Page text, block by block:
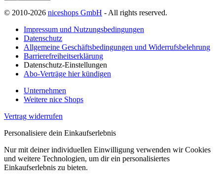
© 2010-2026 niceshops GmbH - All rights reserved.
Impressum und Nutzungsbedingungen
Datenschutz
Allgemeine Geschäftsbedingungen und Widerrufsbelehrung
Barrierefreiheitserklärung
Datenschutz-Einstellungen
Abo-Verträge hier kündigen
Unternehmen
Weitere nice Shops
Vertrag widerrufen
Personalisiere dein Einkaufserlebnis
Nur mit deiner individuellen Einwilligung verwenden wir Cookies
und weitere Technologien, um dir ein personalisiertes
Einkaufserlebnis zu bieten.